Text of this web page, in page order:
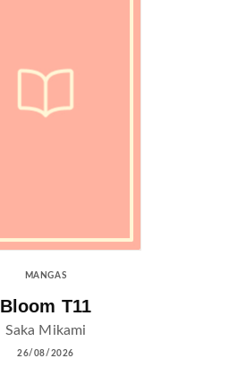
MANGAS
Bloom T11
Saka Mikami
26/08/2026